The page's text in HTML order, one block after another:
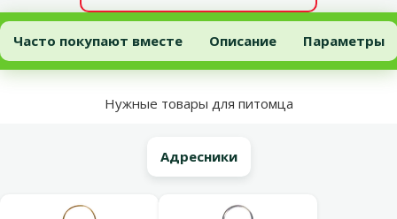
Ошейник для собак – Active Dog Collar Mellow M, 35–51 см, blue
Часто покупают вместе Описание Параметры
В начало страницы
Нужные товары для питомца
Адресники